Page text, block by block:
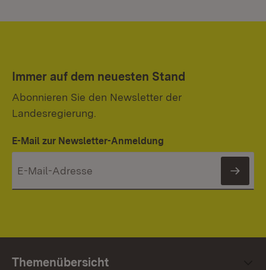
Immer auf dem neuesten Stand
Abonnieren Sie den Newsletter der
Landesregierung.
E-Mail zur Newsletter-Anmeldung
Themenübersicht